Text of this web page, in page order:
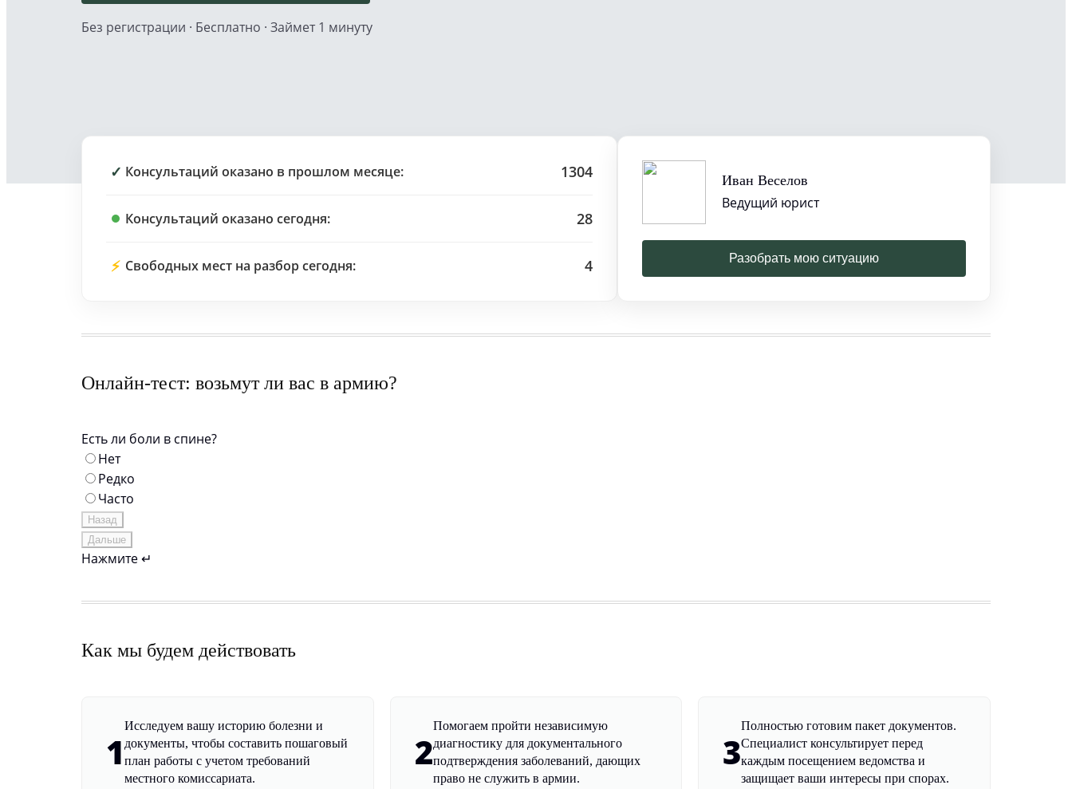
Без регистрации · Бесплатно · Займет 1 минуту
✓ Консультаций оказано в прошлом месяце: 1304
Консультаций оказано сегодня: 28
⚡ Свободных мест на разбор сегодня: 4
Иван Веселов
Ведущий юрист
Разобрать мою ситуацию
Онлайн-тест: возьмут ли вас в армию?
Есть ли боли в спине?
Нет
Редко
Часто
Назад
Дальше
Нажмите ↵
Как мы будем действовать
1
Исследуем вашу историю болезни и
документы, чтобы составить пошаговый
план работы с учетом требований
местного комиссариата.
2
Помогаем пройти независимую
диагностику для документального
подтверждения заболеваний, дающих
право не служить в армии.
3
Полностью готовим пакет документов.
Специалист консультирует перед
каждым посещением ведомства и
защищает ваши интересы при спорах.